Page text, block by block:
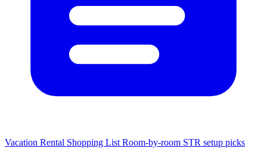
Vacation Rental Shopping List Room-by-room STR setup picks